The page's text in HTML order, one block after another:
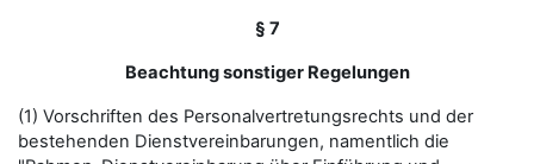
§ 7
Beachtung sonstiger Regelungen
(1) Vorschriften des Personalvertretungsrechts und der
bestehenden Dienstvereinbarungen, namentlich die